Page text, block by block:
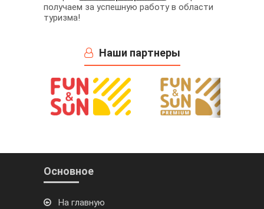
получаем за успешную работу в области
туризма!
Наши партнеры
Основное
На главную